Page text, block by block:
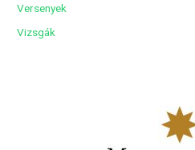
Versenyek
Vizsgák